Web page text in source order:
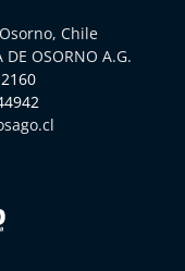
Chile
DE OSORNO A.G.